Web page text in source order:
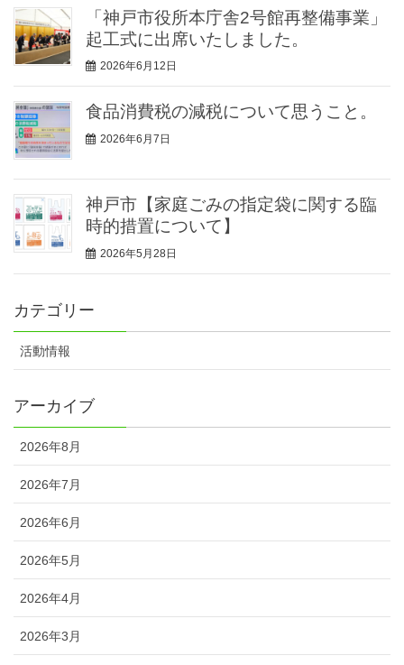
「神戸市役所本庁舎2号館再整備事業」
起工式に出席いたしました。
2026年6月12日
食品消費税の減税について思うこと。
2026年6月7日
神戸市【家庭ごみの指定袋に関する臨
時的措置について】
2026年5月28日
カテゴリー
活動情報
アーカイブ
2026年8月
2026年7月
2026年6月
2026年5月
2026年4月
2026年3月